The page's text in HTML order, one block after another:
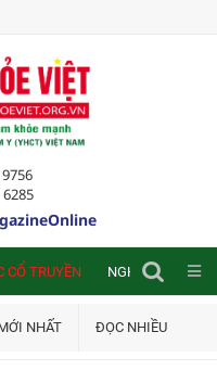
9756
6285
CỔ TRUYỀN NGHIÊN CỨU
NHẤT ĐỌC NHIỀU